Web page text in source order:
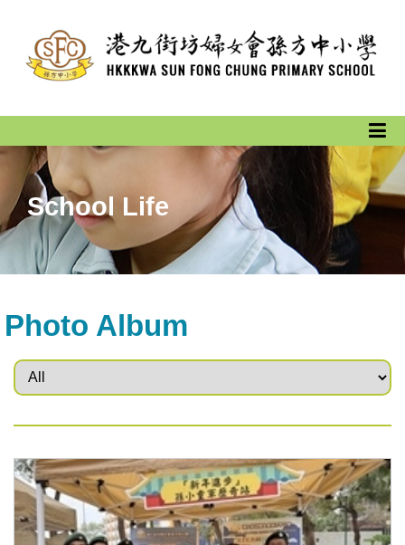
School Life
Photo Album